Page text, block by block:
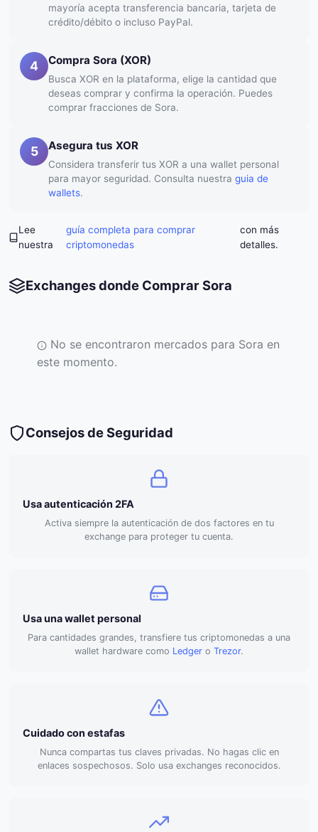
mayoría acepta transferencia bancaria, tarjeta de
crédito/débito o incluso PayPal.
4 Compra Sora (XOR)
Busca XOR en la plataforma, elige la cantidad que
deseas comprar y confirma la operación. Puedes
comprar fracciones de Sora.
5 Asegura tus XOR
Considera transferir tus XOR a una wallet personal
para mayor seguridad. Consulta nuestra guia de
wallets.
Lee
nuestra
guía completa para comprar
criptomonedas
con más
detalles.
Exchanges donde Comprar Sora
No se encontraron mercados para Sora en
este momento.
Consejos de Seguridad
Usa autenticación 2FA
Activa siempre la autenticación de dos factores en tu
exchange para proteger tu cuenta.
Usa una wallet personal
Para cantidades grandes, transfiere tus criptomonedas a una
wallet hardware como Ledger o Trezor.
Cuidado con estafas
Nunca compartas tus claves privadas. No hagas clic en
enlaces sospechosos. Solo usa exchanges reconocidos.